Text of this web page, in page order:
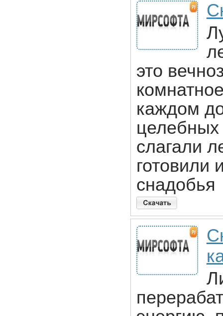
это
каждом
целебных
слагали
готовили
снадобья